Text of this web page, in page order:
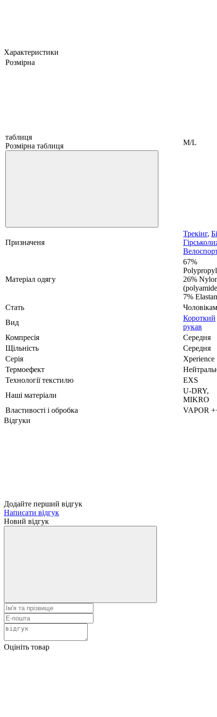
Характеристики
Розмірна
таблиця
Розмірна таблиця
M/L
Призначеня
Трекінг,
Матеріал одягу
67%
26%
7% Elastan
Стать
Чоловікам
Вид
Короткий
рукав
Компресія
Середня
Щільність
Середня
Серія
Xperience
Термоефект
Технології текстилю
EXS
Наші матеріали
U-DRY,
MIKRO
Властивості і обробка
VAPOR
Відгуки
Додайте перший відгук
Написати відгук
Новий відгук
Оцініть товар